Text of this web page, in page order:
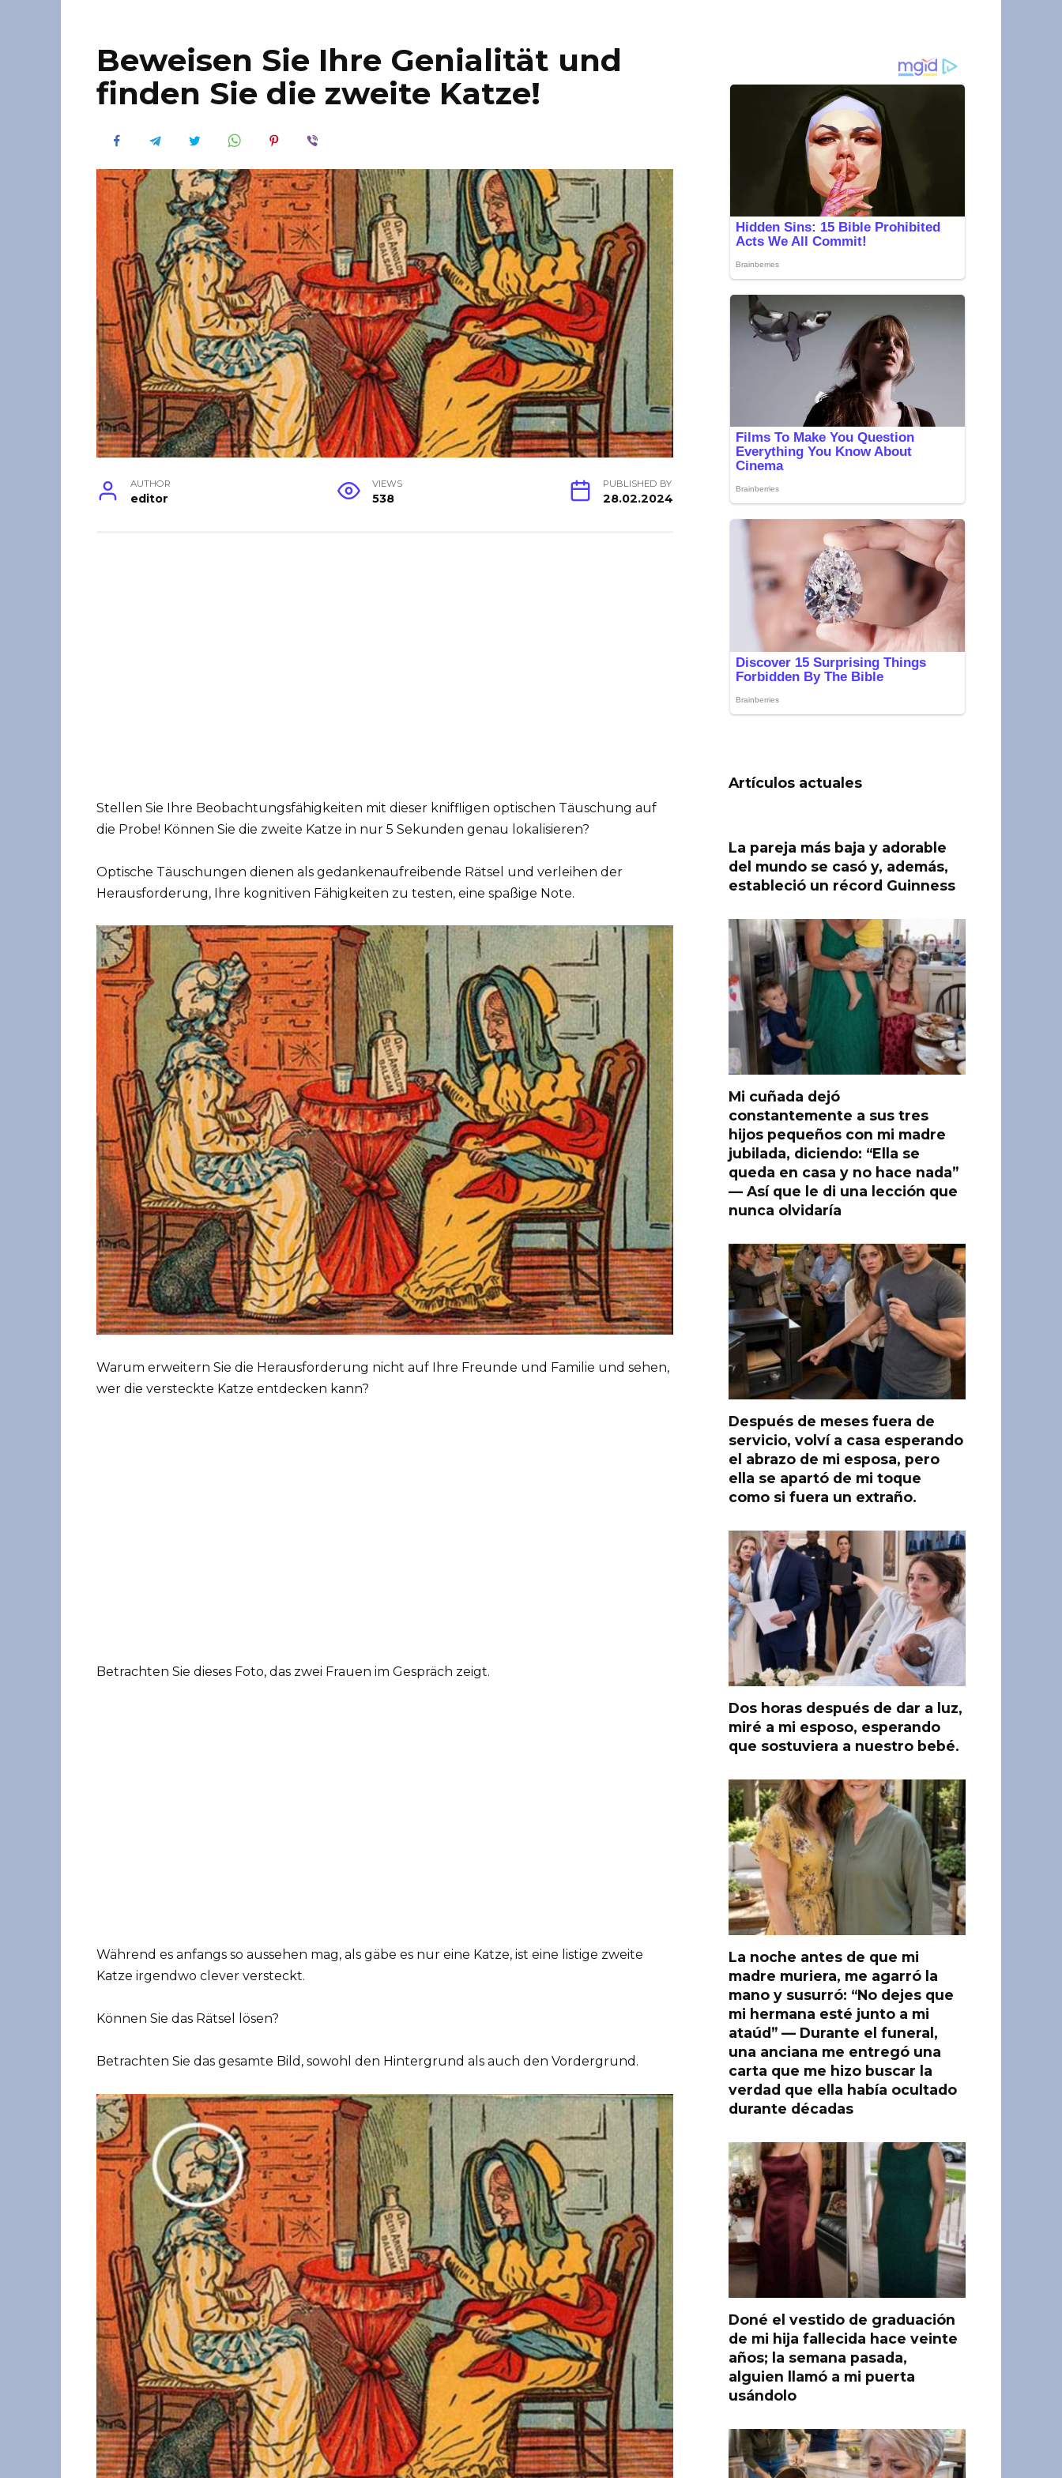
Beweisen Sie Ihre Genialität und
finden Sie die zweite Katze!
AUTHOR
editor
VIEWS
538
PUBLISHED BY
28.02.2024
Stellen Sie Ihre Beobachtungsfähigkeiten mit dieser kniffligen optischen Täuschung auf
die Probe! Können Sie die zweite Katze in nur 5 Sekunden genau lokalisieren?
Optische Täuschungen dienen als gedankenaufreibende Rätsel und verleihen der
Herausforderung, Ihre kognitiven Fähigkeiten zu testen, eine spaßige Note.
Warum erweitern Sie die Herausforderung nicht auf Ihre Freunde und Familie und sehen,
wer die versteckte Katze entdecken kann?
Betrachten Sie dieses Foto, das zwei Frauen im Gespräch zeigt.
Während es anfangs so aussehen mag, als gäbe es nur eine Katze, ist eine listige zweite
Katze irgendwo clever versteckt.
Können Sie das Rätsel lösen?
Betrachten Sie das gesamte Bild, sowohl den Hintergrund als auch den Vordergrund.
Artículos actuales
La pareja más baja y adorable
del mundo se casó y, además,
estableció un récord Guinness
Mi cuñada dejó
constantemente a sus tres
hijos pequeños con mi madre
jubilada, diciendo: “Ella se
queda en casa y no hace nada”
— Así que le di una lección que
nunca olvidaría
Después de meses fuera de
servicio, volví a casa esperando
el abrazo de mi esposa, pero
ella se apartó de mi toque
como si fuera un extraño.
Dos horas después de dar a luz,
miré a mi esposo, esperando
que sostuviera a nuestro bebé.
La noche antes de que mi
madre muriera, me agarró la
mano y susurró: “No dejes que
mi hermana esté junto a mi
ataúd” — Durante el funeral,
una anciana me entregó una
carta que me hizo buscar la
verdad que ella había ocultado
durante décadas
Doné el vestido de graduación
de mi hija fallecida hace veinte
años; la semana pasada,
alguien llamó a mi puerta
usándolo